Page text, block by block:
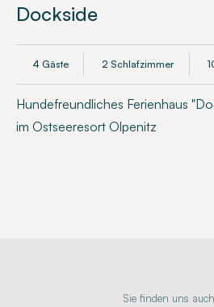
Dockside
4 Gäste 2 Schlafzimmer
Hundefreundliches Ferienhaus
im Ostseeresort Olpenitz
Sie finden uns